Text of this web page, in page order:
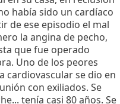
había sido un cardíaco
de ese episodio el mal
la angina de pecho,
que fue operado
Uno de los peores
cardiovascular se dio en
con exiliados. Se
tenía casi 80 años. Se